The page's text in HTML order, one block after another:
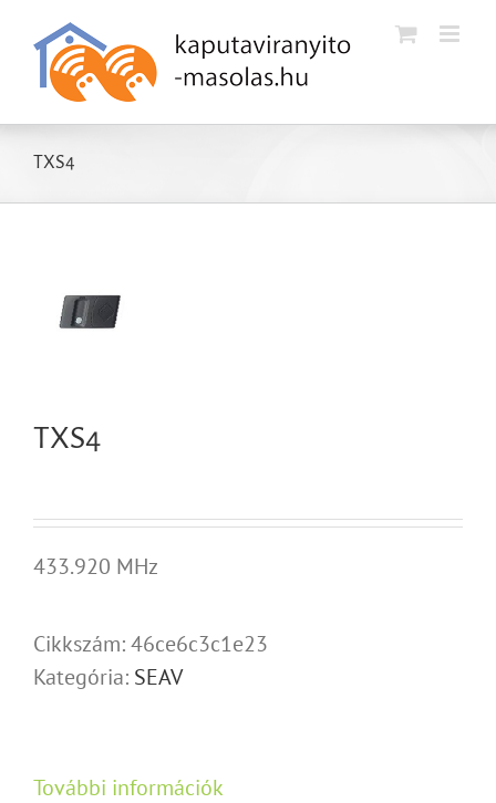
Kihagyás
TXS4
TXS4
433.920 MHz
Cikkszám:46ce6c3c1e23
Kategória: SEAV
További információk